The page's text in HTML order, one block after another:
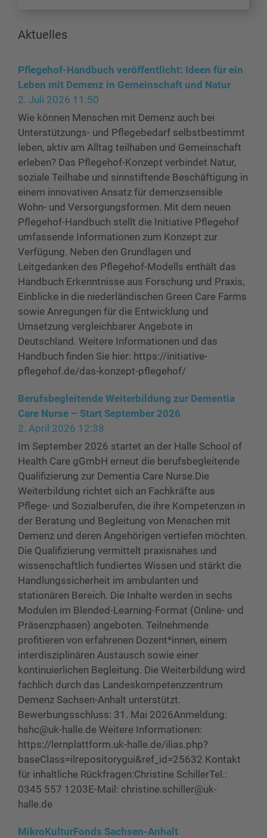
Aktuelles
Pflegehof-Handbuch veröffentlicht: Ideen für ein
Leben mit Demenz in Gemeinschaft und Natur
2. Juli 2026 11:50
Wie können Menschen mit Demenz auch bei
Unterstützungs- und Pflegebedarf selbstbestimmt
leben, aktiv am Alltag teilhaben und Gemeinschaft
erleben? Das Pflegehof-Konzept verbindet Natur,
soziale Teilhabe und sinnstiftende Beschäftigung in
einem innovativen Ansatz für demenzsensible
Wohn- und Versorgungsformen. Mit dem neuen
Pflegehof-Handbuch stellt die Initiative Pflegehof
umfassende Informationen zum Konzept zur
Verfügung. Neben den Grundlagen und
Leitgedanken des Pflegehof-Modells enthält das
Handbuch Erkenntnisse aus Forschung und Praxis,
Einblicke in die niederländischen Green Care Farms
sowie Anregungen für die Entwicklung und
Umsetzung vergleichbarer Angebote in
Deutschland. Weitere Informationen und das
Handbuch finden Sie hier: https://initiative-
pflegehof.de/das-konzept-pflegehof/
Berufsbegleitende Weiterbildung zur Dementia
Care Nurse – Start September 2026
2. April 2026 12:38
Im September 2026 startet an der Halle School of
Health Care gGmbH erneut die berufsbegleitende
Qualifizierung zur Dementia Care Nurse.Die
Weiterbildung richtet sich an Fachkräfte aus
Pflege- und Sozialberufen, die ihre Kompetenzen in
der Beratung und Begleitung von Menschen mit
Demenz und deren Angehörigen vertiefen möchten.
Die Qualifizierung vermittelt praxisnahes und
wissenschaftlich fundiertes Wissen und stärkt die
Handlungssicherheit im ambulanten und
stationären Bereich. Die Inhalte werden in sechs
Modulen im Blended-Learning-Format (Online- und
Präsenzphasen) angeboten. Teilnehmende
profitieren von erfahrenen Dozent*innen, einem
interdisziplinären Austausch sowie einer
kontinuierlichen Begleitung. Die Weiterbildung wird
fachlich durch das Landeskompetenzzentrum
Demenz Sachsen-Anhalt unterstützt.
Bewerbungsschluss: 31. Mai 2026Anmeldung:
hshc@uk-halle.de Weitere Informationen:
https://lernplattform.uk-halle.de/ilias.php?
baseClass=ilrepositorygui&ref_id=25632 Kontakt
für inhaltliche Rückfragen:Christine SchillerTel.:
0345 557 1203E-Mail: christine.schiller@uk-
halle.de
MikroKulturFonds Sachsen-Anhalt